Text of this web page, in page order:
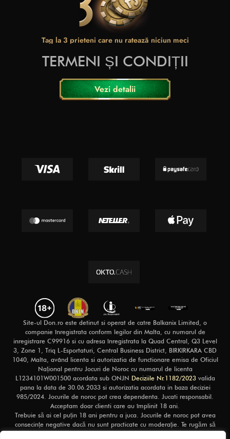
Tag la 3 prieteni care nu ratează niciun meci
TERMENI ȘI CONDIȚII
Vezi detalii
Site-ul Don.ro este detinut si operat de catre Balkanix Limited, o
companie înregistrata conform legilor din Malta, cu numarul de
inregistrare C99916 si cu adresa înregistrata la Quad Central, Q3 Level
3, Zone 1, Triq L-Esportaturi, Central Business District, BIRKIRKARA CBD
1040, Malta, având licenta si autorizatia de functionare emisa de Oficiul
Național pentru Jocuri de Noroc cu numarul de licenta
L1234101W001500 acordata sub ONJN Deciziile Nr.1182/2023 valida
pana la data de 30.06.2033 si autorizatia acordata in baza deciziei
985/2024. Jocurile de noroc pot crea dependenta. Jucati responsabil.
Acceptam doar clienti care au împlinit 18 ani.
Trebuie să ai cel puțin 18 ani pentru a juca. Jocurile de noroc pot avea
consecințe negative dacă nu sunt practicate cu moderație. Te rugăm să
pariezi responsabil și să nu cheltui mai mult decât îți poți permite. Pentru